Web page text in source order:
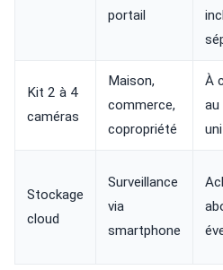
portail
Kit 2 à 4
caméras
Maison,
commerce,
copropriété
À
au
Stockage
cloud
Surveillance
via
smartphone